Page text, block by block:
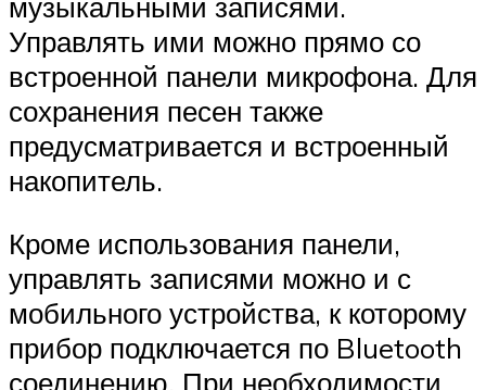
Управлять ими можно прямо со
встроенной панели микрофона. Для
сохранения песен также
предусматривается и встроенный
накопитель.
Кроме использования панели,
управлять записями можно и с
мобильного устройства, к которому
прибор подключается по Bluetooth
соединению. При необходимости